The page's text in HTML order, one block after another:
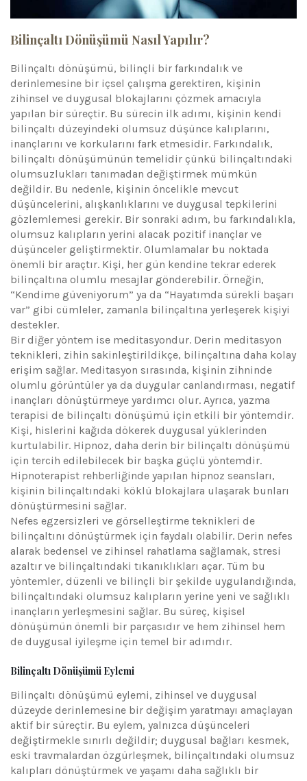
Bilinçaltı Dönüşümü Nasıl Yapılır?
Bilinçaltı dönüşümü, bilinçli bir farkındalık ve
derinlemesine bir içsel çalışma gerektiren, kişinin
zihinsel ve duygusal blokajlarını çözmek amacıyla
yapılan bir süreçtir. Bu sürecin ilk adımı, kişinin kendi
bilinçaltı düzeyindeki olumsuz düşünce kalıplarını,
inançlarını ve korkularını fark etmesidir. Farkındalık,
bilinçaltı dönüşümünün temelidir çünkü bilinçaltındaki
olumsuzlukları tanımadan değiştirmek mümkün
değildir. Bu nedenle, kişinin öncelikle mevcut
düşüncelerini, alışkanlıklarını ve duygusal tepkilerini
gözlemlemesi gerekir. Bir sonraki adım, bu farkındalıkla,
olumsuz kalıpların yerini alacak pozitif inançlar ve
düşünceler geliştirmektir. Olumlamalar bu noktada
önemli bir araçtır. Kişi, her gün kendine tekrar ederek
bilinçaltına olumlu mesajlar gönderebilir. Örneğin,
“Kendime güveniyorum” ya da “Hayatımda sürekli başarı
var” gibi cümleler, zamanla bilinçaltına yerleşerek kişiyi
destekler.
Bir diğer yöntem ise meditasyondur. Derin meditasyon
teknikleri, zihin sakinleştirildikçe, bilinçaltına daha kolay
erişim sağlar. Meditasyon sırasında, kişinin zihninde
olumlu görüntüler ya da duygular canlandırması, negatif
inançları dönüştürmeye yardımcı olur. Ayrıca, yazma
terapisi de bilinçaltı dönüşümü için etkili bir yöntemdir.
Kişi, hislerini kağıda dökerek duygusal yüklerinden
kurtulabilir. Hipnoz, daha derin bir bilinçaltı dönüşümü
için tercih edilebilecek bir başka güçlü yöntemdir.
Hipnoterapist rehberliğinde yapılan hipnoz seansları,
kişinin bilinçaltındaki köklü blokajlara ulaşarak bunları
dönüştürmesini sağlar.
Nefes egzersizleri ve görselleştirme teknikleri de
bilinçaltını dönüştürmek için faydalı olabilir. Derin nefes
alarak bedensel ve zihinsel rahatlama sağlamak, stresi
azaltır ve bilinçaltındaki tıkanıklıkları açar. Tüm bu
yöntemler, düzenli ve bilinçli bir şekilde uygulandığında,
bilinçaltındaki olumsuz kalıpların yerine yeni ve sağlıklı
inançların yerleşmesini sağlar. Bu süreç, kişisel
dönüşümün önemli bir parçasıdır ve hem zihinsel hem
de duygusal iyileşme için temel bir adımdır.
Bilinçaltı Dönüşümü Eylemi
Bilinçaltı dönüşümü eylemi, zihinsel ve duygusal
düzeyde derinlemesine bir değişim yaratmayı amaçlayan
aktif bir süreçtir. Bu eylem, yalnızca düşünceleri
değiştirmekle sınırlı değildir; duygusal bağları kesmek,
eski travmalardan özgürleşmek, bilinçaltındaki olumsuz
kalıpları dönüştürmek ve yaşamı daha sağlıklı bir